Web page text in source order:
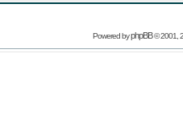
Powered byphpBB© 2001,